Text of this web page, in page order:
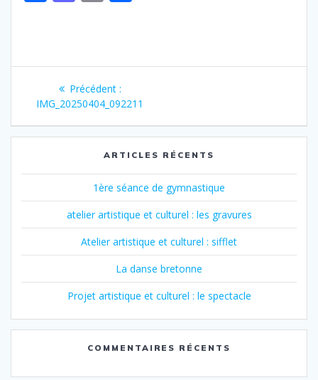
b
o
o
k
d
o
n
l g
Navigation
de
l’article
Précédent :Article
précédent
IMG_20250404_092211
ARTICLES RÉCENTS
1ère séance de gymnastique
atelier artistique et culturel : les gravures
Atelier artistique et culturel : sifflet
La danse bretonne
Projet artistique et culturel : le spectacle
COMMENTAIRES RÉCENTS